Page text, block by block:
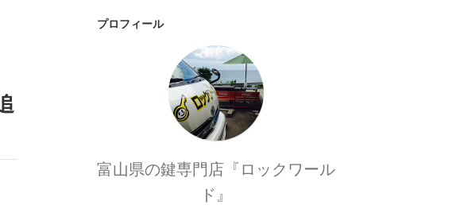
プロフィール
富山県の鍵専門店『ロックワール
ド』